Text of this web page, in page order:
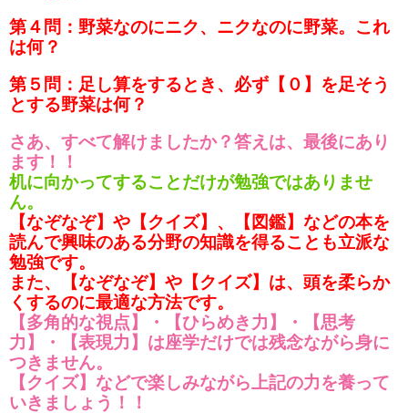
第４問：野菜なのにニク、ニクなのに野菜。これ
は何？
第５問：足し算をするとき、必ず【０】を足そう
とする野菜は何？
さあ、すべて解けましたか？答えは、最後にあり
ます！！
机に向かってすることだけが勉強ではありませ
ん。
【なぞなぞ】や【クイズ】、【図鑑】などの本を
読んで興味のある分野の知識を得ることも立派な
勉強です。
また、【なぞなぞ】や【クイズ】は、頭を柔らか
くするのに最適な方法です。
【多角的な視点】・【ひらめき力】・【思考
力】・【表現力】は座学だけでは残念ながら身に
つきません。
【クイズ】などで楽しみながら上記の力を養って
いきましょう！！